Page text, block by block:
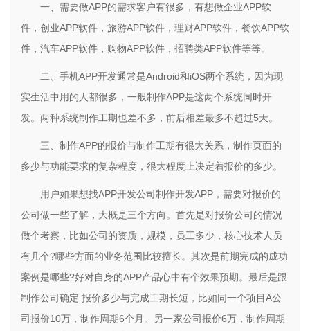
一、需要做APP的需求客户有很多，有想做企业APP软
件，创业APP软件，旅游APP软件，理财APP软件，餐饮APP软
件，汽车APP软件，购物APP软件，招聘类APP软件等等。
二、手机APP开发通常是Android和iOS两个系统，因为现
实生活中用的人都很多，一般制作APP是这两个系统同时开
发。两种系统制作工期也差不多，前后相差最多不超过5天。
三、制作APP的报价与制作工期有很大关系，制作页面的
多少与功能要求的复杂程度，很大程度上决定着报价的多少。
用户如果想找APP开发公司制作开发APP，需要对报价的
公司做一些了解，大概是三个方向。首先是对报价公司的情况
做个考察，比如公司的资质，规模，员工多少，核心技术人员
有几个?哪些方面的业务范围比较擅长。其次是前期完成的成功
案例是哪些?好对自身的APP产品心中有个效果预期。最后是跟
制作公司确定 报价多少与完成工期长短，比如同一个项目A公
司报价10万，制作周期6个月。另一家公司报价6万，制作周期